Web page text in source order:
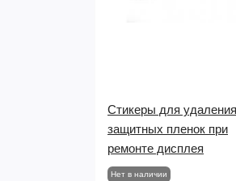
Стикеры для удаления
защитных пленок при
ремонте дисплея
Нет в наличии